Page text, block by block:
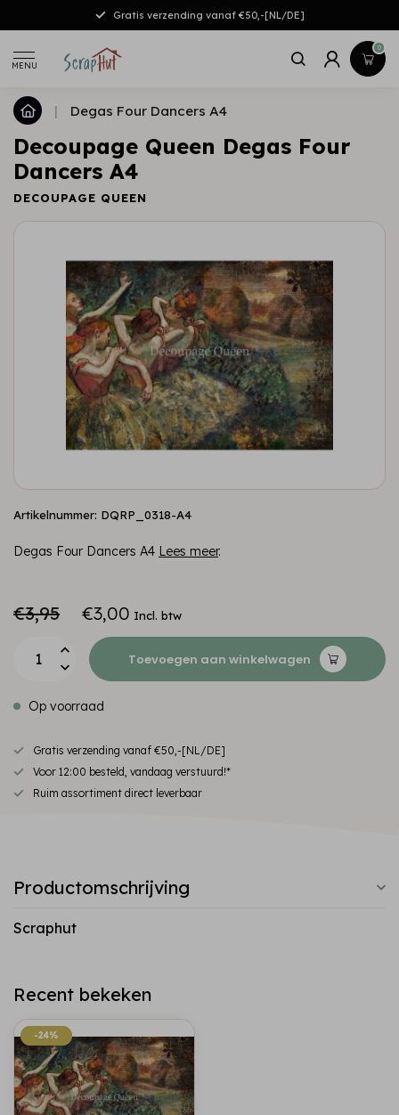
Gratis verzending vanaf €50,-[NL/DE]
MENU
0
| Degas Four Dancers A4
Decoupage Queen Degas Four
Dancers A4
DECOUPAGE QUEEN
Artikelnummer: DQRP_0318-A4
Degas Four Dancers A4 Lees meer.
€3,95 €3,00 Incl. btw
Toevoegen aan winkelwagen
Op voorraad
Gratis verzending vanaf €50,-[NL/DE]
Voor 12:00 besteld, vandaag verstuurd!*
Ruim assortiment direct leverbaar
Productomschrijving
Scraphut
Recent bekeken
-24%
-24%